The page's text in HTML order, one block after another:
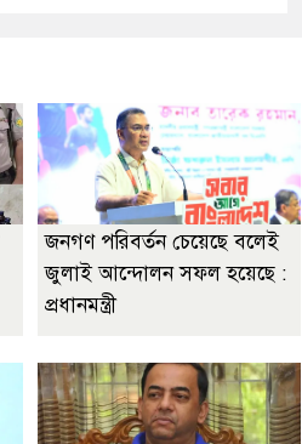
জনগণ পরিবর্তন চেয়েছে বলেই
জুলাই আন্দোলন সফল হয়েছে :
প্রধানমন্ত্রী